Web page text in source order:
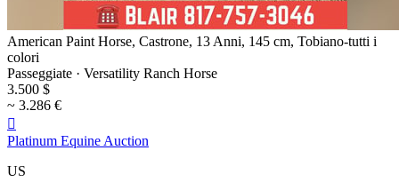
American Paint Horse, Castrone, 13 Anni, 145 cm, Tobiano-tutti i
colori
Passeggiate · Versatility Ranch Horse
3.500 $
~ 3.286 €

Platinum Equine Auction
US